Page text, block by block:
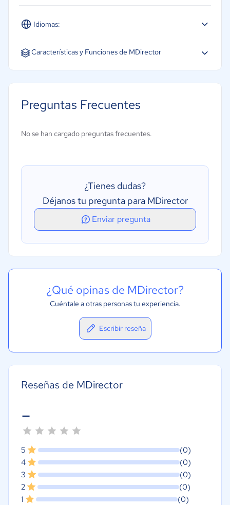
Idiomas:
Español Inglés Portugués
Características y Funciones de MDirector
Email Marketing
Tracking Multicanal
Gestión de Leads
Preguntas Frecuentes
No se han cargado preguntas frecuentes.
¿Tienes dudas?
Déjanos tu pregunta para MDirector
Enviar pregunta
¿Qué opinas de MDirector?
Cuéntale a otras personas tu experiencia.
Escribir reseña
Reseñas de MDirector
-
5
(0)
4
(0)
3
(0)
2
(0)
1
(0)